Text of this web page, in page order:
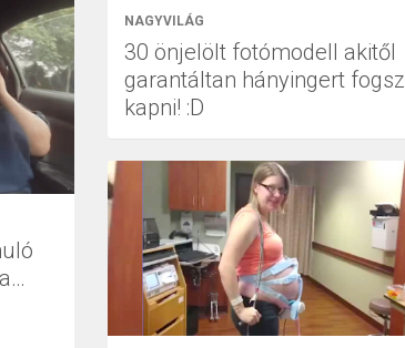
NAGYVILÁG
30 önjelölt fotómodell akitől
garantáltan hányingert fogsz
kapni! :D